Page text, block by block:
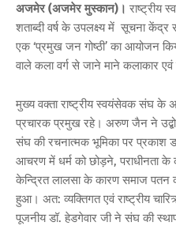
अजमेर (अजमेर मुस्कान)। राष्ट्रीय
शताब्दी वर्ष के उपलक्ष्य में सूचना
एक ‘प्रमुख जन गोष्ठी’ का आयोजन
वाले कला वर्ग से जाने माने कलाकार
मुख्य वक्ता राष्ट्रीय स्वयंसेवक संघ
प्रचारक प्रमुख रहे। अरुण जैन ने
संघ की रचनात्मक भूमिका पर प्रकाश
आचरण में धर्म को छोड़ने, पराधीनता के
केन्द्रित लालसा के कारण समाज
हुआ। अत: व्यक्तिगत एवं राष्ट्रीय
पूजनीय डॉ. हेडगेवार जी ने संघ की